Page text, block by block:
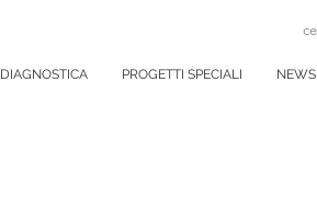
DIAGNOSTICA PROGETTI SPECIALI NEWS